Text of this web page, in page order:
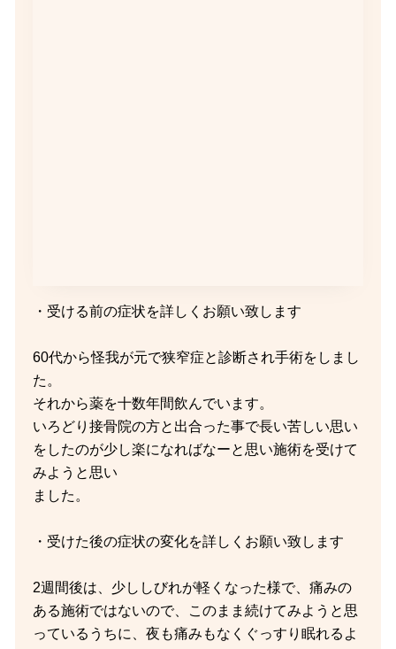
・受ける前の症状を詳しくお願い致します
60代から怪我が元で狭窄症と診断され手術をしまし
た。
それから薬を十数年間飲んでいます。
いろどり接骨院の方と出合った事で長い苦しい思い
をしたのが少し楽になればなーと思い施術を受けて
みようと思い
ました。
・受けた後の症状の変化を詳しくお願い致します
2週間後は、少ししびれが軽くなった様で、痛みの
ある施術ではないので、このまま続けてみようと思
っているうちに、夜も痛みもなくぐっすり眠れるよ